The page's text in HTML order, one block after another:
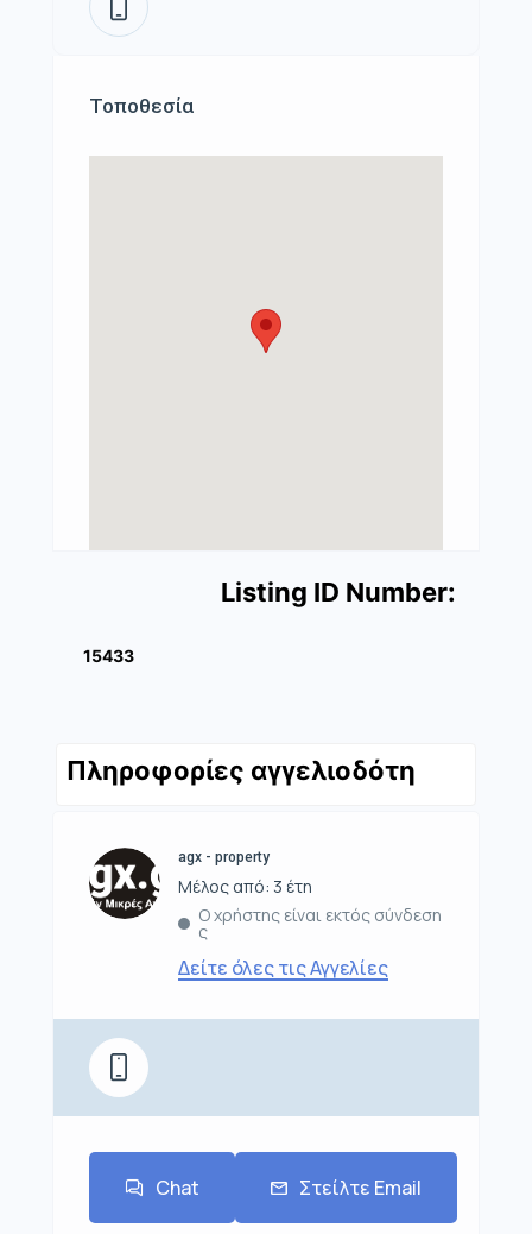
Τοποθεσία
Listing ID Number:
15433
Πληροφορίες αγγελιοδότη
agx - property
Μέλος από: 3 έτη
Ο χρήστης είναι εκτός σύνδεση
ς
Δείτε όλες τις Αγγελίες
Chat Στείλτε Email